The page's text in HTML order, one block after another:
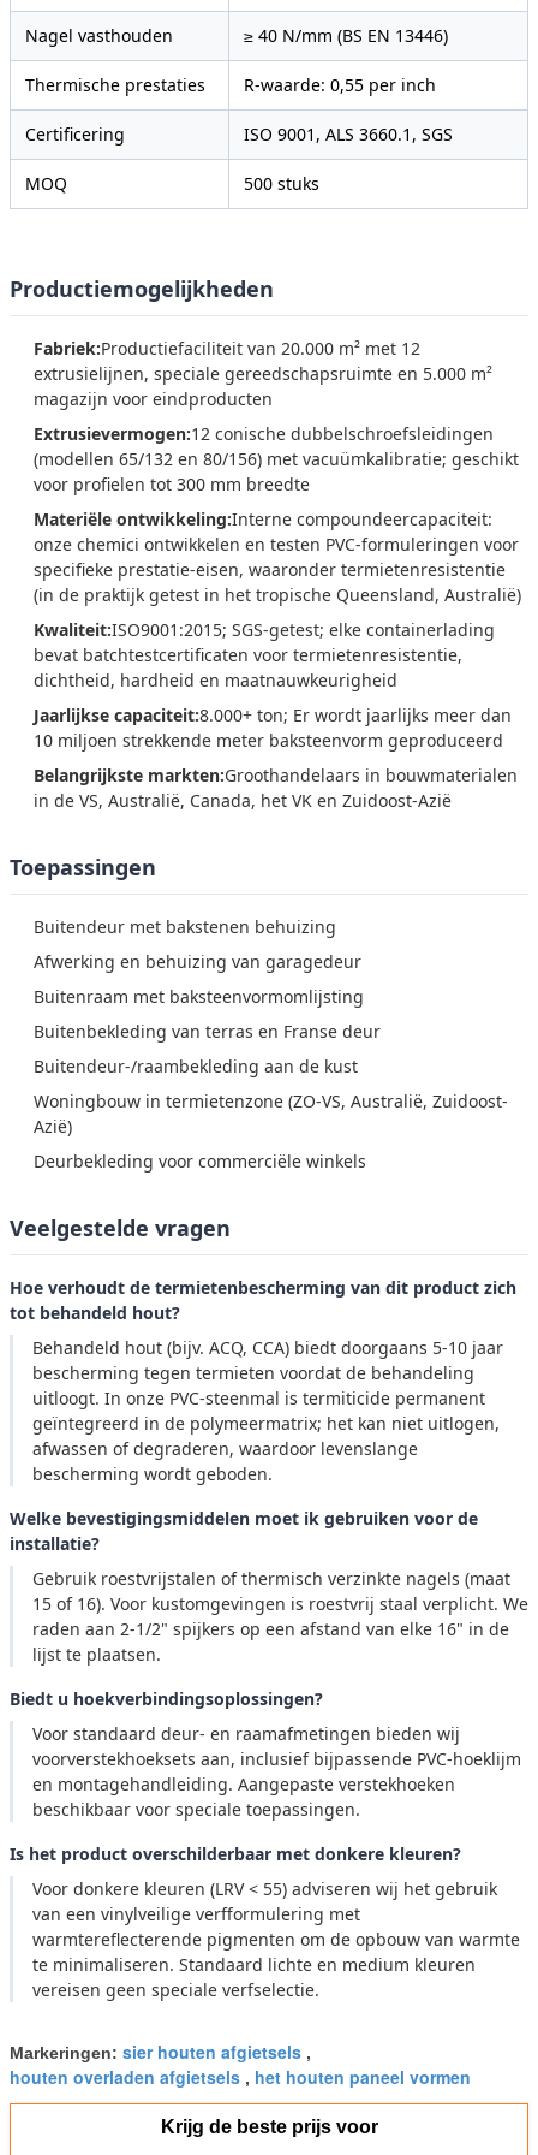
Nagel vasthouden ≥ 40 N/mm (BS EN 13446)
Thermische prestaties R-waarde: 0,55 per inch
Certificering ISO 9001, ALS 3660.1, SGS
MOQ 500 stuks
Productiemogelijkheden
Fabriek:Productiefaciliteit van 20.000 m² met 12
extrusielijnen, speciale gereedschapsruimte en 5.000 m²
magazijn voor eindproducten
Extrusievermogen:12 conische dubbelschroefsleidingen
(modellen 65/132 en 80/156) met vacuümkalibratie; geschikt
voor profielen tot 300 mm breedte
Materiële ontwikkeling:Interne compoundeercapaciteit:
onze chemici ontwikkelen en testen PVC-formuleringen voor
specifieke prestatie-eisen, waaronder termietenresistentie
(in de praktijk getest in het tropische Queensland, Australië)
Kwaliteit:ISO9001:2015; SGS-getest; elke containerlading
bevat batchtestcertificaten voor termietenresistentie,
dichtheid, hardheid en maatnauwkeurigheid
Jaarlijkse capaciteit:8.000+ ton; Er wordt jaarlijks meer dan
10 miljoen strekkende meter baksteenvorm geproduceerd
Belangrijkste markten:Groothandelaars in bouwmaterialen
in de VS, Australië, Canada, het VK en Zuidoost-Azië
Toepassingen
Buitendeur met bakstenen behuizing
Afwerking en behuizing van garagedeur
Buitenraam met baksteenvormomlijsting
Buitenbekleding van terras en Franse deur
Buitendeur-/raambekleding aan de kust
Woningbouw in termietenzone (ZO-VS, Australië, Zuidoost-
Azië)
Deurbekleding voor commerciële winkels
Veelgestelde vragen
Hoe verhoudt de termietenbescherming van dit product zich
tot behandeld hout?
Behandeld hout (bijv. ACQ, CCA) biedt doorgaans 5-10 jaar
bescherming tegen termieten voordat de behandeling
uitloogt. In onze PVC-steenmal is termiticide permanent
geïntegreerd in de polymeermatrix; het kan niet uitlogen,
afwassen of degraderen, waardoor levenslange
bescherming wordt geboden.
Welke bevestigingsmiddelen moet ik gebruiken voor de
installatie?
Gebruik roestvrijstalen of thermisch verzinkte nagels (maat
15 of 16). Voor kustomgevingen is roestvrij staal verplicht. We
raden aan 2-1/2" spijkers op een afstand van elke 16" in de
lijst te plaatsen.
Biedt u hoekverbindingsoplossingen?
Voor standaard deur- en raamafmetingen bieden wij
voorverstekhoeksets aan, inclusief bijpassende PVC-hoeklijm
en montagehandleiding. Aangepaste verstekhoeken
beschikbaar voor speciale toepassingen.
Is het product overschilderbaar met donkere kleuren?
Voor donkere kleuren (LRV < 55) adviseren wij het gebruik
van een vinylveilige verfformulering met
warmtereflecterende pigmenten om de opbouw van warmte
te minimaliseren. Standaard lichte en medium kleuren
vereisen geen speciale verfselectie.
Markeringen: sier houten afgietsels ,
houten overladen afgietsels , het houten paneel vormen
Krijg de beste prijs voor